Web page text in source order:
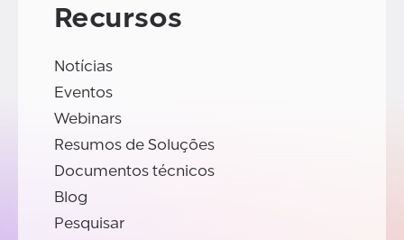
Recursos
Notícias
Eventos
Webinars
Resumos de Soluções
Documentos técnicos
Blog
Pesquisar